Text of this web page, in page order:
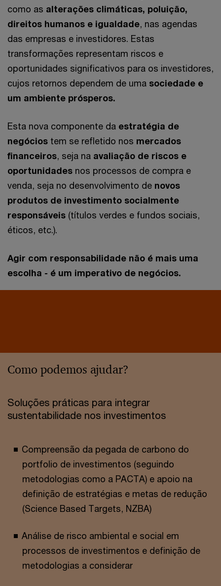
como as alterações climáticas, poluição,
direitos humanos e igualdade, nas agendas
das empresas e investidores. Estas
transformações representam riscos e
oportunidades significativos para os investidores,
cujos retornos dependem de uma sociedade e
um ambiente prósperos.
Esta nova componente da estratégia de
negócios tem se refletido nos mercados
financeiros, seja na avaliação de riscos e
oportunidades nos processos de compra e
venda, seja no desenvolvimento de novos
produtos de investimento socialmente
responsáveis (títulos verdes e fundos sociais,
éticos, etc.).
Agir com responsabilidade não é mais uma
escolha - é um imperativo de negócios.
Como podemos ajudar?
Soluções práticas para integrar
sustentabilidade nos investimentos
Compreensão da pegada de carbono do
portfolio de investimentos (seguindo
metodologias como a PACTA) e apoio na
definição de estratégias e metas de redução
(Science Based Targets, NZBA)
Análise de risco ambiental e social em
processos de investimentos e definição de
metodologias a considerar